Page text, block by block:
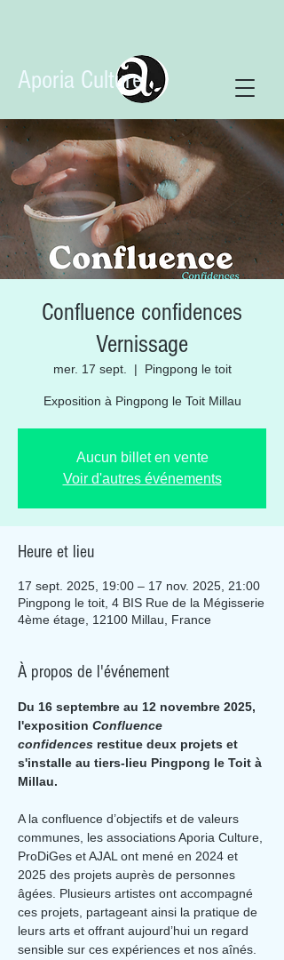
Aporia Culture
Confluence confidences
Vernissage
mer. 17 sept.
  |
Pingpong le toit
Exposition à Pingpong le Toit Millau
Aucun billet en vente
Voir d'autres événements
Heure et lieu
17 sept. 2025, 19:00 – 17 nov. 2025, 21:00
Pingpong le toit, 4 BIS Rue de la Mégisserie
4ème étage, 12100 Millau, France
À propos de l'événement
Du 16 septembre au 12 novembre 2025,
l'exposition Confluence
confidences restitue deux projets et
s'installe au tiers-lieu Pingpong le Toit à
Millau.
A la confluence d’objectifs et de valeurs
communes, les associations Aporia Culture,
ProDiGes et AJAL ont mené en 2024 et
2025 des projets auprès de personnes
âgées. Plusieurs artistes ont accompagné
ces projets, partageant ainsi la pratique de
leurs arts et offrant aujourd’hui un regard
sensible sur ces expériences et nos aînés.